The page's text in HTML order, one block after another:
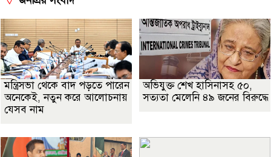
মন্ত্রিসভা থেকে বাদ পড়তে পারেন
অনেকেই, নতুন করে আলোচনায়
যেসব নাম
অভিযুক্ত শেখ হাসিনাসহ ৫০,
সত্যতা মেলেনি ৪৯ জনের বিরুদ্ধে